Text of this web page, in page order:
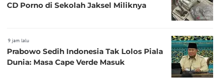
CD Porno di Sekolah Jaksel Miliknya
9 jam lalu
Prabowo Sedih Indonesia Tak Lolos Piala
Dunia: Masa Cape Verde Masuk